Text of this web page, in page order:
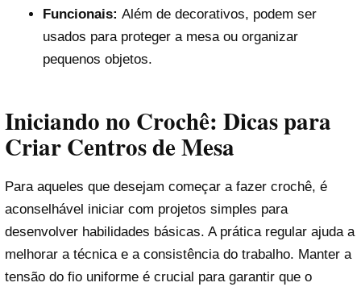
Funcionais: Além de decorativos, podem ser
usados para proteger a mesa ou organizar
pequenos objetos.
Iniciando no Crochê: Dicas para
Criar Centros de Mesa
Para aqueles que desejam começar a fazer crochê, é
aconselhável iniciar com projetos simples para
desenvolver habilidades básicas. A prática regular ajuda a
melhorar a técnica e a consistência do trabalho. Manter a
tensão do fio uniforme é crucial para garantir que o